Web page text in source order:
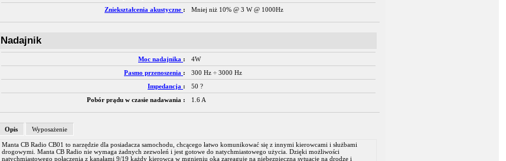
Zniekształcenia akustyczne : Mniej niż 10% @ 3 W @ 1000Hz
Nadajnik
Moc nadajnika :
4W
Pasmo przenoszenia :
300 Hz ÷ 3000 Hz
Impedancja :
50 ?
Pobór prądu w czasie nadawania :
1.6 A
Opis Wyposażenie
Manta CB Radio CB01 to narzędzie dla posiadacza samochodu, chcącego łatwo komunikować się z innymi kierowcami i służbami
drogowymi. Manta CB Radio nie wymaga żadnych zezwoleń i jest gotowe do natychmiastowego użycia. Dzięki możliwości
natychmiastowego połączenia z kanałami 9/19 każdy kierowca w mgnieniu oka zareaguje na niebezpieczną sytuację na drodze i